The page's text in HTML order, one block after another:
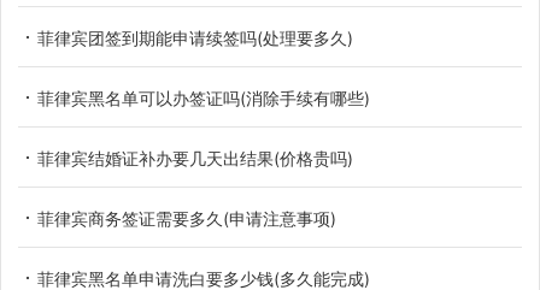
菲律宾团签到期能申请续签吗(处理要多久)
菲律宾黑名单可以办签证吗(消除手续有哪些)
菲律宾结婚证补办要几天出结果(价格贵吗)
菲律宾商务签证需要多久(申请注意事项)
菲律宾黑名单申请洗白要多少钱(多久能完成)